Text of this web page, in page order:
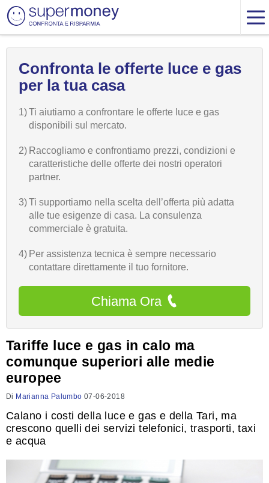
Confronta le offerte luce e gas
per la tua casa
1)Ti aiutiamo a confrontare le offerte luce e gas
disponibili sul mercato.
2) Raccogliamo e confrontiamo prezzi, condizioni e
caratteristiche delle offerte dei nostri operatori
partner.
3)Ti supportiamo nella scelta dell’offerta più adatta
alle tue esigenze di casa. La consulenza
commerciale è gratuita.
4) Per assistenza tecnica è sempre necessario
contattare direttamente il tuo fornitore.
Chiama Ora
Tariffe luce e gas in calo ma
comunque superiori alle medie
europee
Di Marianna Palumbo 07-06-2018
Calano i costi della luce e gas e della Tari, ma
crescono quelli dei servizi telefonici, trasporti, taxi
e acqua